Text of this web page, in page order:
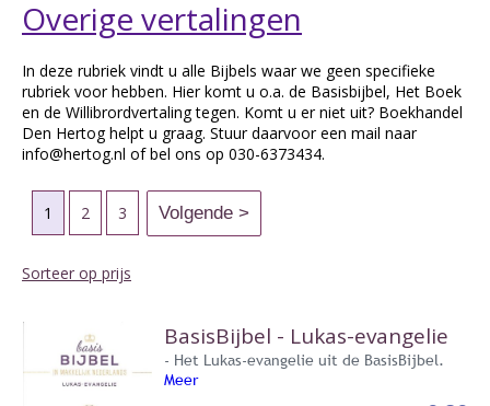
Overige vertalingen
In deze rubriek vindt u alle Bijbels waar we geen specifieke
rubriek voor hebben. Hier komt u o.a. de Basisbijbel, Het Boek
en de Willibrordvertaling tegen. Komt u er niet uit? Boekhandel
Den Hertog helpt u graag. Stuur daarvoor een mail naar
info@hertog.nl of bel ons op 030-6373434.
1 2 3
Sorteer op prijs
BasisBijbel - Lukas-evangelie
- Het Lukas-evangelie uit de BasisBijbel.
Meer